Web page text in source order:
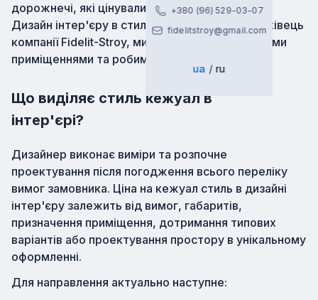
+380 (96) 529-03-07
fidelitstroy@gmail.com
ua ru
дорожнечі, які цінувалися вище за комфорт.
Дизайн інтер'єру в стилі кежуал створить фахівець
компанії Fidelit-Stroy, ми працюємо з будь-якими
приміщеннями та робимо із душею.
Що виділяє стиль кежуал в
інтер'єрі?
Дизайнер виконає виміри та розпочне
проектування після погодження всього переліку
вимог замовника. Ціна на кежуал стиль в дизайні
інтер'єру залежить від вимог, габаритів,
призначення приміщення, дотримання типових
варіантів або проектування простору в унікальному
оформленні.
Для направлення актуально наступне: